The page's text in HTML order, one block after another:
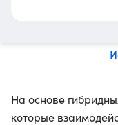
На основе
которые